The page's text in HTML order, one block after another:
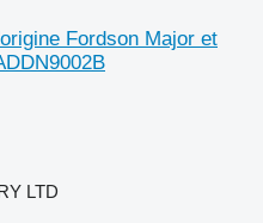
Fordson Major et
LTD